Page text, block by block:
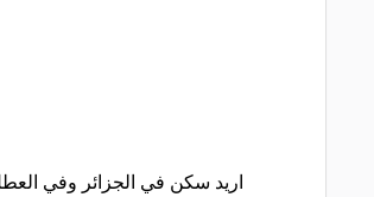
اريد سكن في الجزائر وفي العطل